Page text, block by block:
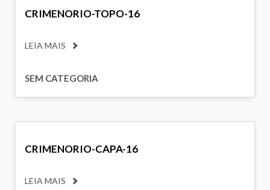
CRIMENORIO-TOPO-16
LEIA MAIS
SEM CATEGORIA
CRIMENORIO-CAPA-16
LEIA MAIS